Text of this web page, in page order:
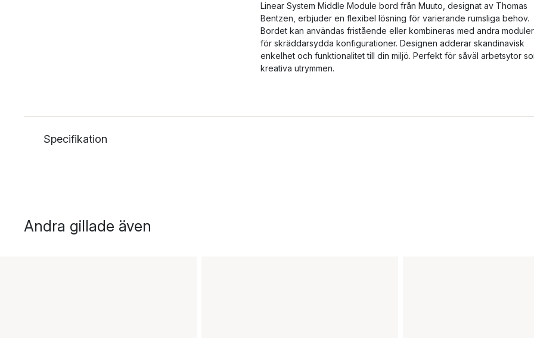
Linear System Middle Module bord från Muuto, designat av Thomas
Bentzen, erbjuder en flexibel lösning för varierande rumsliga behov.
Bordet kan användas fristående eller kombineras med andra moduler
för skräddarsydda konfigurationer. Designen adderar skandinavisk
enkelhet och funktionalitet till din miljö. Perfekt för såväl arbetsytor
kreativa utrymmen.
Specifikation
Andra gillade även